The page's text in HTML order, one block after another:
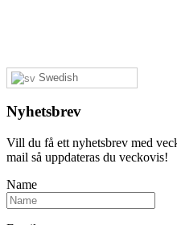
Swedish
Nyhetsbrev
Vill du få ett nyhetsbrev med
mail så uppdateras du veckovis!
Name